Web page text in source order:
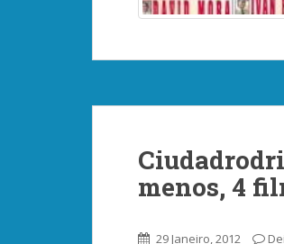
menos, 4
29 Janeiro, 2012